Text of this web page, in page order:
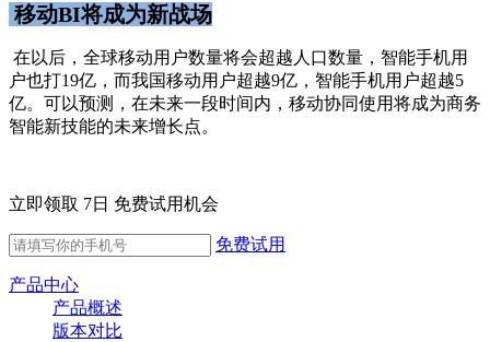
移动BI将成为新战场
在以后，全球移动用户数量将会超越人口数量，智能手机用
户也打19亿，而我国移动用户超越9亿，智能手机用户超越5
亿。可以预测，在未来一段时间内，移动协同使用将成为商务
智能新技能的未来增长点。
立即领取 7日 免费试用机会
免费试用
产品中心
产品概述
版本对比